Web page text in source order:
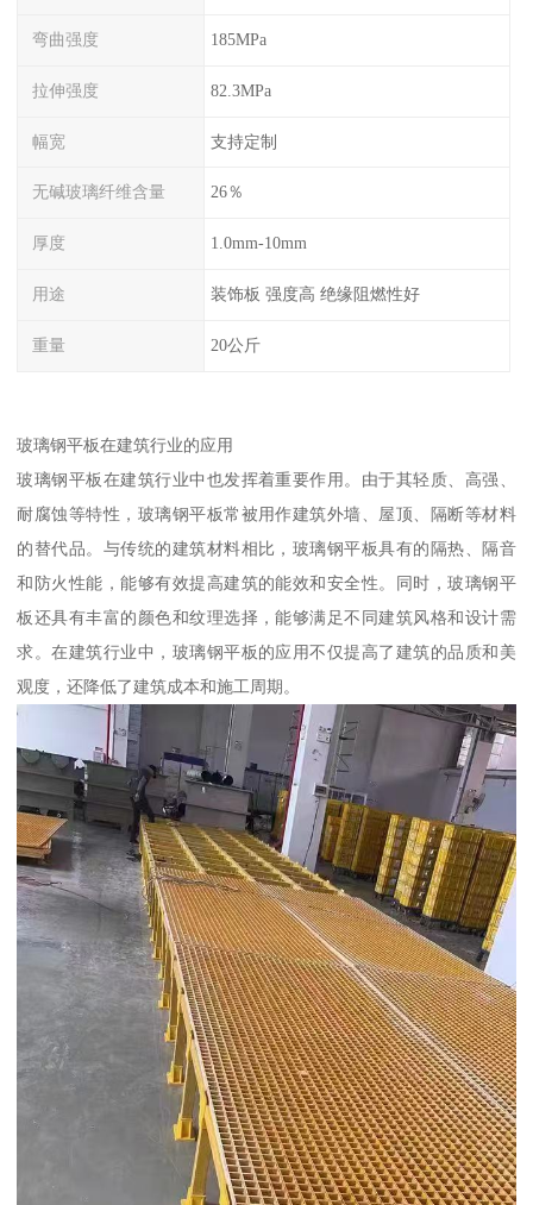
弯曲强度 185MPa
拉伸强度 82.3MPa
幅宽 支持定制
无碱玻璃纤维含量 26％
厚度 1.0mm-10mm
用途 装饰板 强度高 绝缘阻燃性好
重量 20公斤
玻璃钢平板在建筑行业的应用
玻璃钢平板在建筑行业中也发挥着重要作用。由于其轻质、高强、
耐腐蚀等特性，玻璃钢平板常被用作建筑外墙、屋顶、隔断等材料
的替代品。与传统的建筑材料相比，玻璃钢平板具有的隔热、隔音
和防火性能，能够有效提高建筑的能效和安全性。同时，玻璃钢平
板还具有丰富的颜色和纹理选择，能够满足不同建筑风格和设计需
求。在建筑行业中，玻璃钢平板的应用不仅提高了建筑的品质和美
观度，还降低了建筑成本和施工周期。